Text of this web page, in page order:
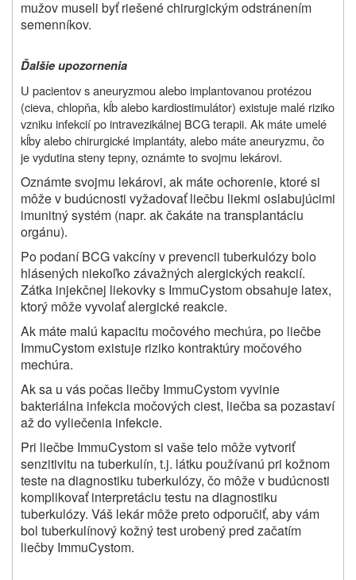
mužov museli byť riešené chirurgickým odstránením
semenníkov.
Ďalšie upozornenia
U pacientov s aneuryzmou alebo implantovanou protézou
(cieva, chlopňa, kĺb alebo kardiostimulátor) existuje malé riziko
vzniku infekcií po intravezikálnej BCG terapii. Ak máte umelé
kĺby alebo chirurgické implantáty, alebo máte aneuryzmu, čo
je vydutina steny tepny, oznámte to svojmu lekárovi.
Oznámte svojmu lekárovi, ak máte ochorenie, ktoré si
môže v budúcnosti vyžadovať liečbu liekmi oslabujúcimi
imunitný systém (napr. ak čakáte na transplantáciu
orgánu).
Po podaní BCG vakcíny v prevencii tuberkulózy bolo
hlásených niekoľko závažných alergických reakcií.
Zátka injekčnej liekovky s ImmuCystom obsahuje latex,
ktorý môže vyvolať alergické reakcie.
Ak máte malú kapacitu močového mechúra, po liečbe
ImmuCystom existuje riziko kontraktúry močového
mechúra.
Ak sa u vás počas liečby ImmuCystom vyvinie
bakteriálna infekcia močových ciest, liečba sa pozastaví
až do vyliečenia infekcie.
Pri liečbe ImmuCystom si vaše telo môže vytvoriť
senzitivitu na tuberkulín, t.j. látku používanú pri kožnom
teste na diagnostiku tuberkulózy, čo môže v budúcnosti
komplikovať interpretáciu testu na diagnostiku
tuberkulózy. Váš lekár môže preto odporučiť, aby vám
bol tuberkulínový kožný test urobený pred začatím
liečby ImmuCystom.